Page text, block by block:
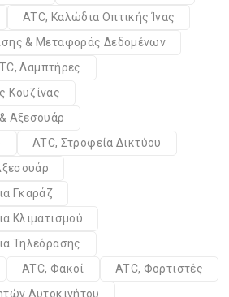
ATC, Καλώδια Οπτικής Ίνας
& Μεταφοράς Δεδομένων
Λαμπτήρες
Κουζίνας
Αξεσουάρ
ATC, Στροφεία Δικτύου
Γκαράζ
Κλιματισμού
Τηλεόρασης
ATC, Φακοί
ATC, Φορτιστές
Αυτοκινήτου